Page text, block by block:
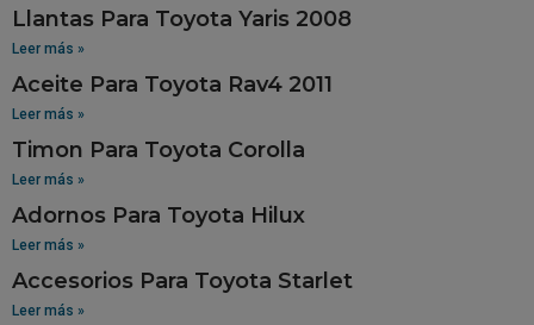
Llantas Para Toyota Yaris 2008
Leer más »
Aceite Para Toyota Rav4 2011
Leer más »
Timon Para Toyota Corolla
Leer más »
Adornos Para Toyota Hilux
Leer más »
Accesorios Para Toyota Starlet
Leer más »